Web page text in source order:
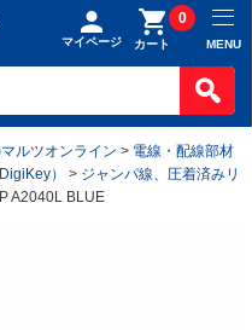
マイページ カート
0
MENU
ルツオンライン > 電線・配線部材
） > ジャンパ線、圧着済みリ
A2040L BLUE